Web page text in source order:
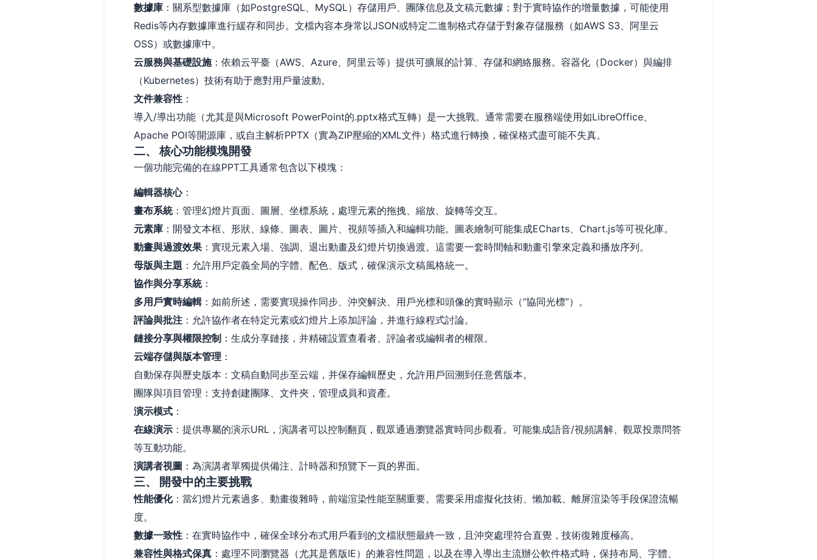
數據庫 ：關系型數據庫（如PostgreSQL、MySQL）存儲用戶、團隊信息及文稿元數據；對于實時協作的增量數據，可能使用
Redis等內存數據庫進行緩存和同步。文檔內容本身常以JSON或特定二進制格式存儲于對象存儲服務（如AWS S3、阿里云
OSS）或數據庫中。
云服務與基礎設施：依賴云平臺（AWS、Azure、阿里云等）提供可擴展的計算、存儲和網絡服務。容器化（Docker）與編排
（Kubernetes）技術有助于應對用戶量波動。
文件兼容性 ：
導入/導出功能（尤其是與Microsoft PowerPoint的.pptx格式互轉）是一大挑戰。通常需要在服務端使用如LibreOffice、
Apache POI等開源庫，或自主解析PPTX（實為ZIP壓縮的XML文件）格式進行轉換，確保格式盡可能不失真。
二、 核心功能模塊開發
一個功能完備的在線PPT工具通常包含以下模塊：
編輯器核心：
畫布系統：管理幻燈片頁面、圖層、坐標系統，處理元素的拖拽、縮放、旋轉等交互。
元素庫 ：開發文本框、形狀、線條、圖表、圖片、視頻等插入和編輯功能。圖表繪制可能集成ECharts、Chart.js等可視化庫。
動畫與過渡效果 ：實現元素入場、強調、退出動畫及幻燈片切換過渡。這需要一套時間軸和動畫引擎來定義和播放序列。
母版與主題 ：允許用戶定義全局的字體、配色、版式，確保演示文稿風格統一。
協作與分享系統：
多用戶實時編輯：如前所述，需要實現操作同步、沖突解決、用戶光標和頭像的實時顯示（“協同光標”）。
評論與批注 ：允許協作者在特定元素或幻燈片上添加評論，并進行線程式討論。
鏈接分享與權限控制 ：生成分享鏈接，并精確設置查看者、評論者或編輯者的權限。
云端存儲與版本管理 ：
自動保存與歷史版本：文稿自動同步至云端，并保存編輯歷史，允許用戶回溯到任意舊版本。
團隊與項目管理：支持創建團隊、文件夾，管理成員和資產。
演示模式 ：
在線演示 ：提供專屬的演示URL，演講者可以控制翻頁，觀眾通過瀏覽器實時同步觀看。可能集成語音/視頻講解、觀眾投票問答
等互動功能。
演講者視圖 ：為演講者單獨提供備注、計時器和預覽下一頁的界面。
三、 開發中的主要挑戰
性能優化：當幻燈片元素過多、動畫復雜時，前端渲染性能至關重要。需要采用虛擬化技術、懶加載、離屏渲染等手段保證流暢
度。
數據一致性 ：在實時協作中，確保全球分布式用戶看到的文檔狀態最終一致，且沖突處理符合直覺，技術復雜度極高。
兼容性與格式保真 ：處理不同瀏覽器（尤其是舊版IE）的兼容性問題，以及在導入導出主流辦公軟件格式時，保持布局、字體、